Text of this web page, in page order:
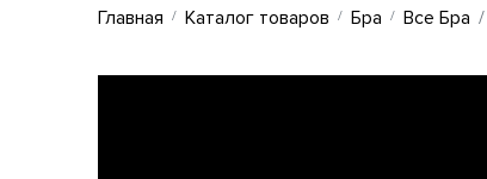
Главная Каталог товаров Бра Все Бра